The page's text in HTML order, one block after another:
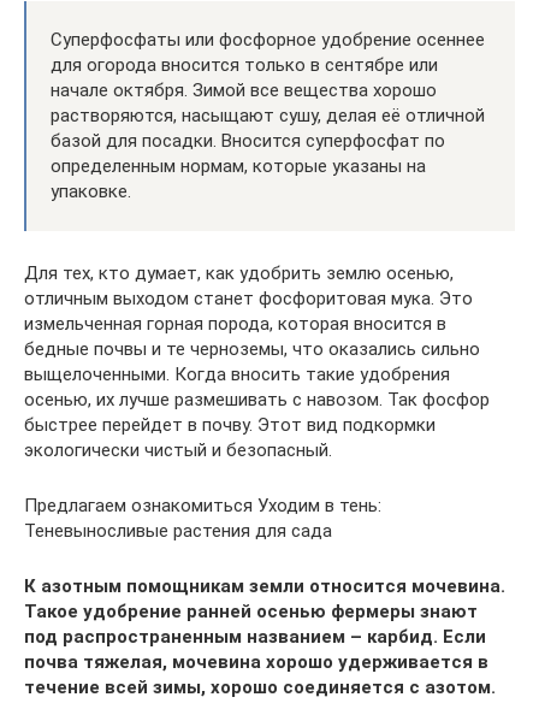
Суперфосфаты или фосфорное удобрение осеннее
для огорода вносится только в сентябре или
начале октября. Зимой все вещества хорошо
растворяются, насыщают сушу, делая её отличной
базой для посадки. Вносится суперфосфат по
определенным нормам, которые указаны на
упаковке.
Для тех, кто думает, как удобрить землю осенью,
отличным выходом станет фосфоритовая мука. Это
измельченная горная порода, которая вносится в
бедные почвы и те черноземы, что оказались сильно
выщелоченными. Когда вносить такие удобрения
осенью, их лучше размешивать с навозом. Так фосфор
быстрее перейдет в почву. Этот вид подкормки
экологически чистый и безопасный.
Предлагаем ознакомиться Уходим в тень:
Теневыносливые растения для сада
К азотным помощникам земли относится мочевина.
Такое удобрение ранней осенью фермеры знают
под распространенным названием – карбид. Если
почва тяжелая, мочевина хорошо удерживается в
течение всей зимы, хорошо соединяется с азотом.